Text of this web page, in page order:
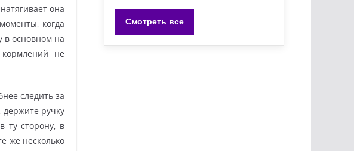
она
когда
в основном на
не
следить за
ручку
ту сторону, в
же несколько
Смотреть все